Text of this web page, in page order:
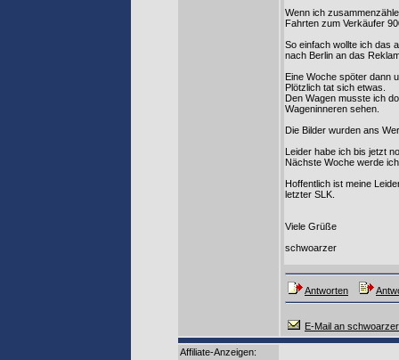
Wenn ich
Fahrten zum Verkäufer
So einfach wollte ich das
nach Berlin an das
Eine Woche spöter dann
Plötzlich tat sich etwas.
Den Wagen musste ich
Wageninneren sehen.
Die Bilder wurden ans
Leider habe ich bis jetzt
Nächste Woche werde
Hoffentlich ist meine
letzter SLK.
Viele Grüße
schwoarzer
Antworten
E-Mail an schwoarzer
Affiliate-Anzeigen: